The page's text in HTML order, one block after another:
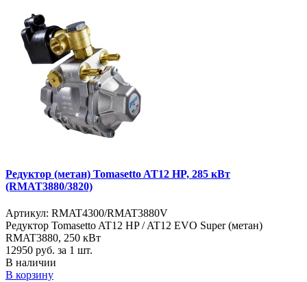
Редуктор (метан) Tomasetto AT12 HP, 285 кВт
(RMAT3880/3820)
Артикул: RMAT4300/RMAT3880V
Редуктор Tomasetto AT12 HP / AT12 EVO Super (метан)
RMAT3880, 250 кВт
12950 руб. за 1 шт.
В наличии
В корзину